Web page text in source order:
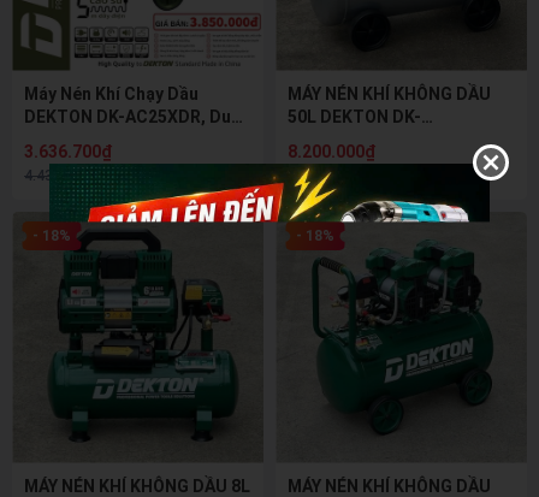
Máy Nén Khí Chạy Dầu
DEKTON DK-AC25XDR, Dung
1300W (1.7HP)
3.636.700₫
4.435.000₫
MÁY NÉN KHÍ KHÔNG DẦU
50L DEKTON DK-
KIM NHÔM CAO CẤP, BẢO
HÀNH BÌNH NÉN 5 NĂM
8.200.000₫
10.000.000₫
- 18%
MÁY NÉN KHÍ KHÔNG DẦU 8L
- 18%
MÁY NÉN KHÍ KHÔNG DẦU